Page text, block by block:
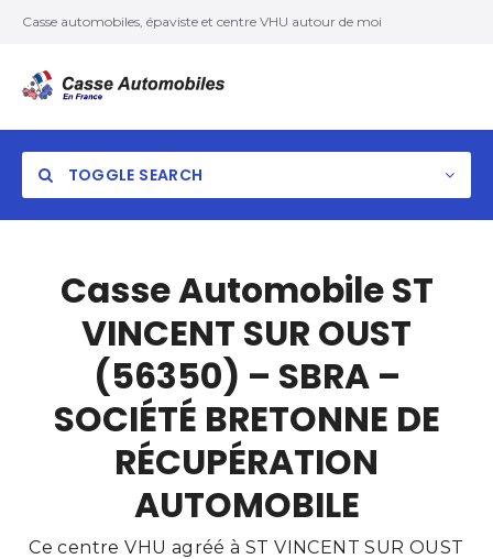
Casse automobiles, épaviste et centre VHU autour de moi
TOGGLE SEARCH
Search
Casse Automobile ST
VINCENT SUR OUST
(56350) – SBRA –
SOCIÉTÉ BRETONNE DE
RÉCUPÉRATION
AUTOMOBILE
Ce centre VHU agréé à ST VINCENT SUR OUST